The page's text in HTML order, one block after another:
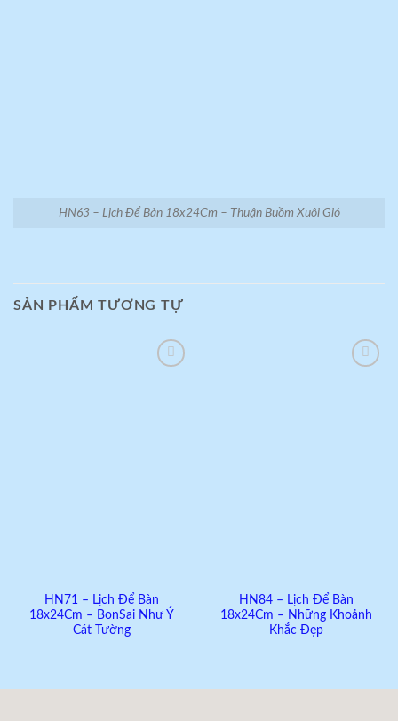
HN63 – Lịch Để Bàn 18x24Cm – Thuận Buồm Xuôi Gió
SẢN PHẨM TƯƠNG TỰ
HN71 – Lịch Để Bàn
18x24Cm – BonSai Như Ý
Cát Tường
HN84 – Lịch Để Bàn
18x24Cm – Những Khoảnh
Khắc Đẹp